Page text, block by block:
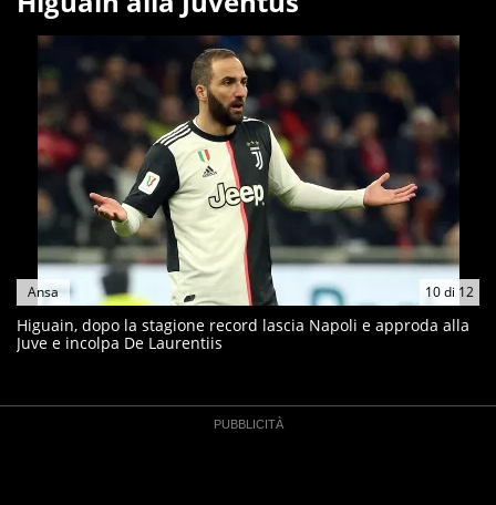
10di 12
Ansa
Higuain, dopo la stagione record lascia Napoli e approda alla
Juve e incolpa De Laurentiis